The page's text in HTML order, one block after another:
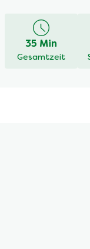
dieses
recipe
35 Min
Gesamtzeit